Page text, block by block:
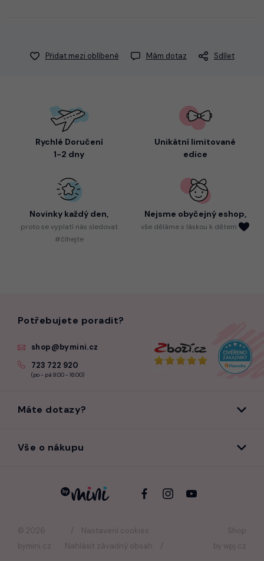
Přidat mezi oblíbené Mám dotaz Sdílet
Rychlé Doručení
1-2 dny
Unikátní limitované
edice
Novinky každý den,
protose vyplatí nás sledovat
#číhejte
Nejsme obyčejný eshop,
vše děláme s láskou k dětem
© 2026
bymini.cz
Nastavení cookies
Nahlásit závadný obsah
Shop
by wpj.cz
Potřebujete poradit?
shop@bymini.cz
723 722 920
(po - pá 9:00 - 16:00)
Máte dotazy?
Vše o nákupu